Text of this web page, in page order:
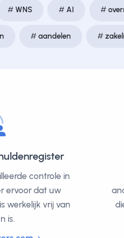
WNS AI
aandelen
controle in
ervoor dat uw
werkelijk vrij van
is.